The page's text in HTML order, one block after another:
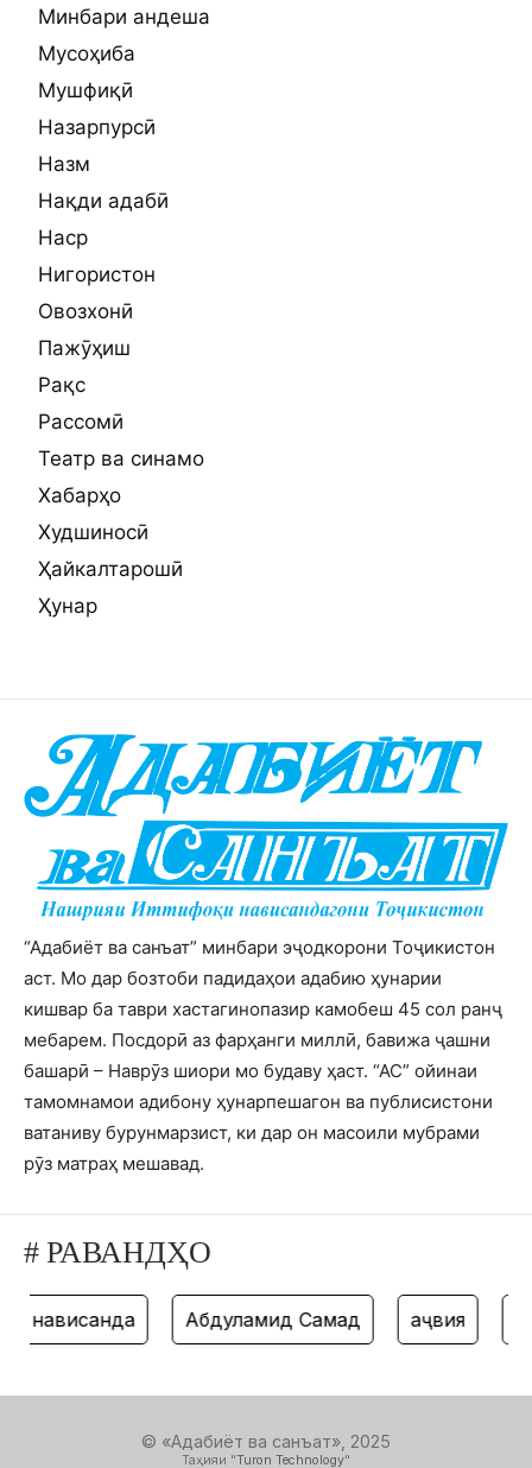
Минбари андеша
Мусоҳиба
Мушфиқӣ
Назарпурсӣ
Назм
Нақди адабӣ
Наср
Нигористон
Овозхонӣ
Пажӯҳиш
Рақс
Рассомӣ
Театр ва синамо
Хабарҳо
Худшиносӣ
Ҳайкалтарошӣ
Ҳунар
“Адабиёт ва санъат” минбари эҷодкорони Тоҷикистон
аст. Мо дар бозтоби падидаҳои адабию ҳунарии
кишвар ба таври хастагинопазир камобеш 45 сол ранҷ
мебарем. Посдорӣ аз фарҳанги миллӣ, бавижа ҷашни
башарӣ – Наврӯз шиори мо будаву ҳаст. “АС” ойинаи
тамомнамои адибону ҳунарпешагон ва публисистони
ватаниву бурунмарзист, ки дар он масоили мубрами
рӯз матраҳ мешавад.
# РАВАНДҲО
нависанда Абдулҳамид Самад ҳаҷвия
© «Адабиёт ва санъат», 2025
Таҳияи "Turon Technology"